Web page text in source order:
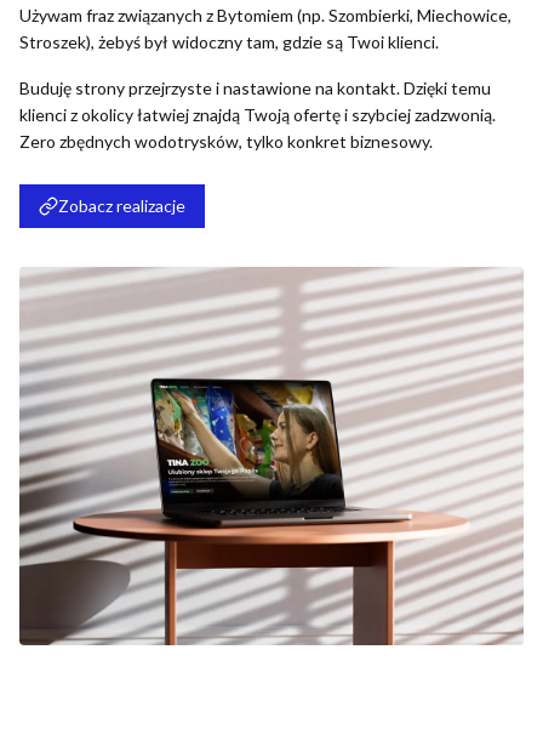
Używam fraz związanych z Bytomiem (np. Szombierki, Miechowice,
Stroszek), żebyś był widoczny tam, gdzie są Twoi klienci.
Buduję strony przejrzyste i nastawione na kontakt. Dzięki temu
klienci z okolicy łatwiej znajdą Twoją ofertę i szybciej zadzwonią.
Zero zbędnych wodotrysków, tylko konkret biznesowy.
Zobacz realizacje